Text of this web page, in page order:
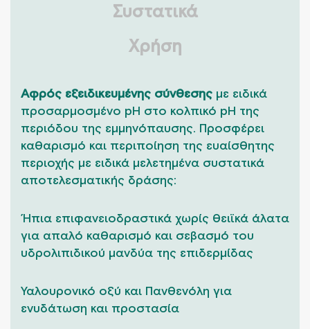
Συστατικά
Χρήση
Αφρός εξειδικευμένης σύνθεσης με ειδικά
προσαρμοσμένο pH στο κολπικό pH της
περιόδου της εμμηνόπαυσης. Προσφέρει
καθαρισμό και περιποίηση της ευαίσθητης
περιοχής με ειδικά μελετημένα συστατικά
αποτελεσματικής δράσης:
Ήπια επιφανειοδραστικά χωρίς θειϊκά άλατα
για απαλό καθαρισμό και σεβασμό του
υδρολιπιδικού μανδύα της επιδερμίδας
Υαλουρονικό οξύ και Πανθενόλη για
ενυδάτωση και προστασία